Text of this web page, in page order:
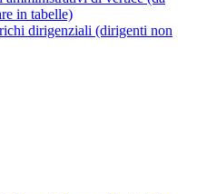
in tabelle)
dirigenziali (dirigenti non